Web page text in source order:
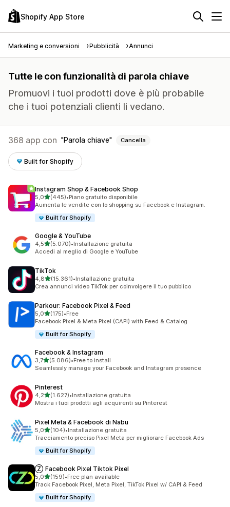
Shopify App Store
Marketing e conversioni Pubblicità Annunci
Tutte le con funzionalità di parola chiave
Promuovi i tuoi prodotti dove è più probabile
che i tuoi potenziali clienti li vedano.
368 app con Parola chiave Cancella
Built for Shopify
Instagram Shop & Facebook Shop
5,0stelle su 5
(445)
445 recensioni totali
•Piano gratuito disponibile
Aumenta le vendite con lo shopping su Facebook e Instagram.
Built for Shopify
Google & YouTube
4,5stelle su 5
(5.070)
5070 recensioni totali
•Installazione gratuita
Accedi al meglio di Google e YouTube
TikTok
4,8stelle su 5
(15.361)
15361 recensioni totali
•Installazione gratuita
Crea annunci video TikTok per coinvolgere il tuo pubblico
Parkour: Facebook Pixel & Feed
5,0stelle su 5
(175)
175 recensioni totali
•Free
Facebook Pixel & Meta Pixel (CAPI) with Feed & Catalog
Built for Shopify
Facebook & Instagram
3,7stelle su 5
(5.086)
5086 recensioni totali
•Free to install
Seamlessly manage your Facebook and Instagram presence
Pinterest
4,2stelle su 5
(1.627)
1627 recensioni totali
•Installazione gratuita
Mostra i tuoi prodotti agli acquirenti su Pinterest
Pixel Meta & Facebook di Nabu
5,0stelle su 5
(104)
104 recensioni totali
•Installazione gratuita
Tracciamento preciso Pixel Meta per migliorare Facebook Ads
Built for Shopify
Ⓩ Facebook Pixel Tiktok Pixel
5,0stelle su 5
(159)
159 recensioni totali
•Free plan available
Track Facebook Pixel, Meta Pixel, TikTok Pixel w/ CAPI & Feed
Built for Shopify